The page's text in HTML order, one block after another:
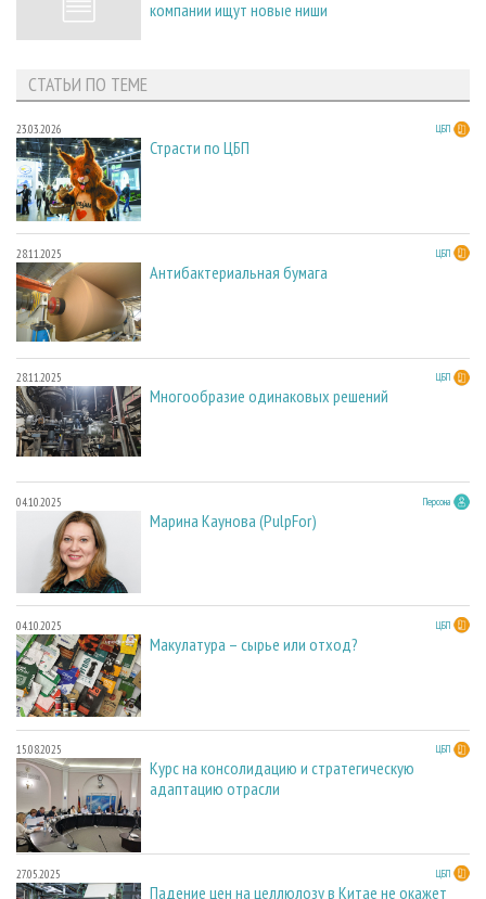
компании ищут новые ниши
СТАТЬИ ПО ТЕМЕ
23.03.2026 ЦБП
Страсти по ЦБП
28.11.2025 ЦБП
Антибактериальная бумага
28.11.2025 ЦБП
Многообразие одинаковых решений
04.10.2025 Персона
Марина Каунова (PulpFor)
04.10.2025 ЦБП
Макулатура – сырье или отход?
15.08.2025 ЦБП
Курс на консолидацию и стратегическую
адаптацию отрасли
27.05.2025 ЦБП
Падение цен на целлюлозу в Китае не окажет